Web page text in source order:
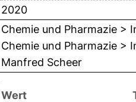
2020
Chemie und Pharmazie >
Chemie und Pharmazie >
Manfred Scheer
Wert